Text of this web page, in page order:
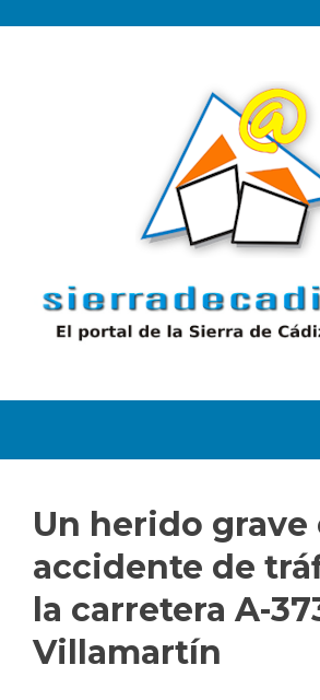
Un herido grave
accidente de
la carretera A-
Villamartín